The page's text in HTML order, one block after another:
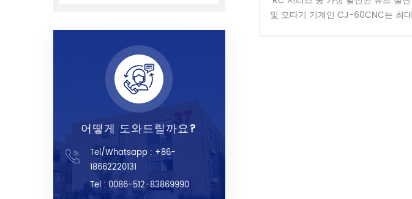
어떻게 도와드릴까요?
Tel/Whatsapp : +86-
18662220131
Tel : 0086-512-83869990
및 모따기 기계인 CJ-60CNC는 최대